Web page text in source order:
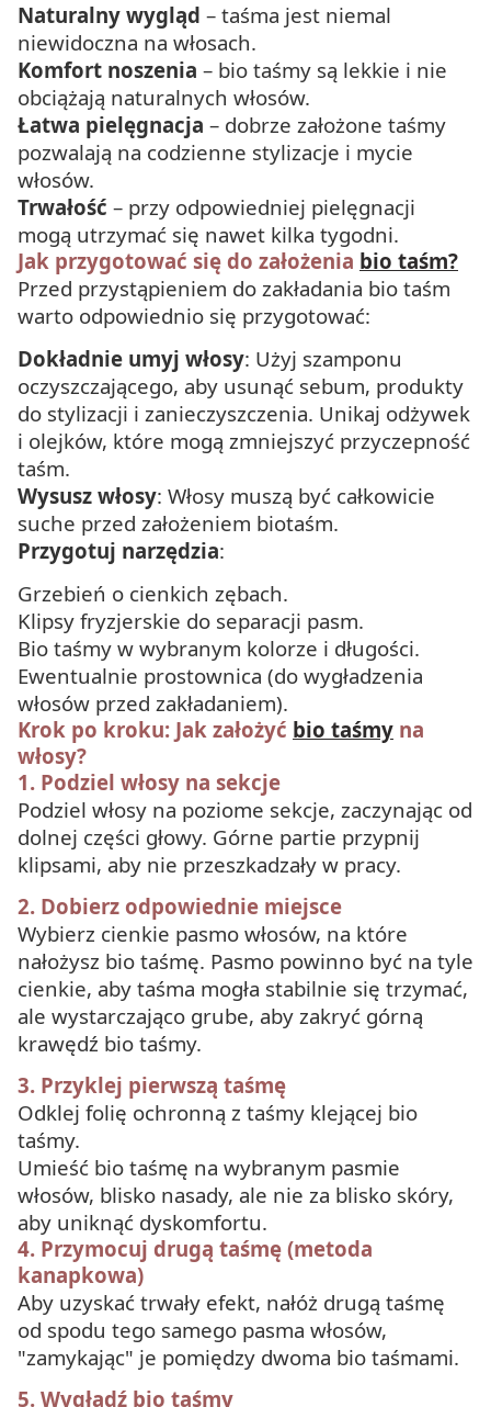
Naturalny wygląd – taśma jest niemal
niewidoczna na włosach.
Komfort noszenia – bio taśmy są lekkie i nie
obciążają naturalnych włosów.
Łatwa pielęgnacja – dobrze założone taśmy
pozwalają na codzienne stylizacje i mycie
włosów.
Trwałość – przy odpowiedniej pielęgnacji
mogą utrzymać się nawet kilka tygodni.
Jak przygotować się do założenia bio taśm?
Przed przystąpieniem do zakładania bio taśm
warto odpowiednio się przygotować:
Dokładnie umyj włosy: Użyj szamponu
oczyszczającego, aby usunąć sebum, produkty
do stylizacji i zanieczyszczenia. Unikaj odżywek
i olejków, które mogą zmniejszyć przyczepność
taśm.
Wysusz włosy: Włosy muszą być całkowicie
suche przed założeniem biotaśm.
Przygotuj narzędzia:
Grzebień o cienkich zębach.
Klipsy fryzjerskie do separacji pasm.
Bio taśmy w wybranym kolorze i długości.
Ewentualnie prostownica (do wygładzenia
włosów przed zakładaniem).
Krok po kroku: Jak założyć bio taśmy na
włosy?
1. Podziel włosy na sekcje
Podziel włosy na poziome sekcje, zaczynając od
dolnej części głowy. Górne partie przypnij
klipsami, aby nie przeszkadzały w pracy.
2. Dobierz odpowiednie miejsce
Wybierz cienkie pasmo włosów, na które
nałożysz bio taśmę. Pasmo powinno być na tyle
cienkie, aby taśma mogła stabilnie się trzymać,
ale wystarczająco grube, aby zakryć górną
krawędź bio taśmy.
3. Przyklej pierwszą taśmę
Odklej folię ochronną z taśmy klejącej bio
taśmy.
Umieść bio taśmę na wybranym pasmie
włosów, blisko nasady, ale nie za blisko skóry,
aby uniknąć dyskomfortu.
4. Przymocuj drugą taśmę (metoda
kanapkowa)
Aby uzyskać trwały efekt, nałóż drugą taśmę
od spodu tego samego pasma włosów,
"zamykając" je pomiędzy dwoma bio taśmami.
5. Wygładź bio taśmy